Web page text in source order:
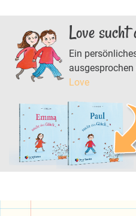
Love
Ein
Love